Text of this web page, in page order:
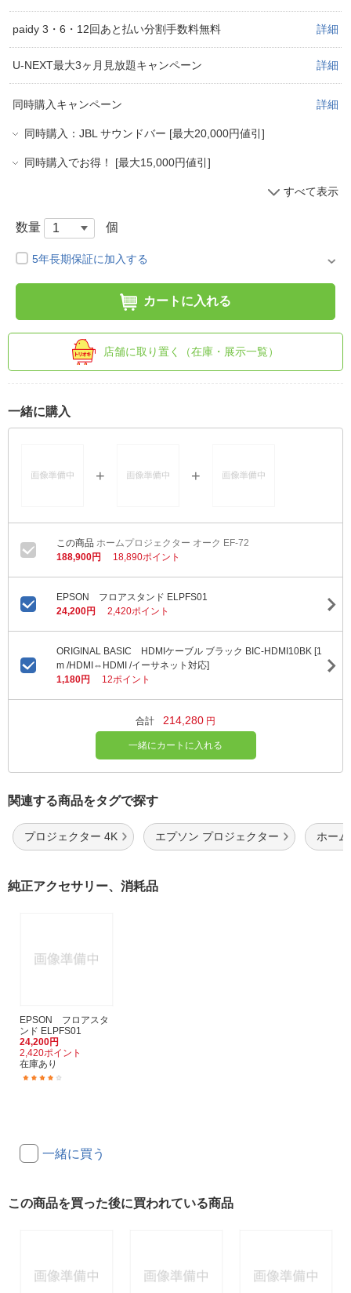
paidy 3・6・12回あと払い分割手数料無料 詳細
U-NEXT最大3ヶ月見放題キャンペーン 詳細
同時購入キャンペーン 詳細
同時購入：JBL サウンドバー [最大20,000円値引]
同時購入でお得！ [最大15,000円値引]
すべて表示
数量 個
5年長期保証に加入する
カートに入れる
店舗に取り置く（在庫・展示一覧）
一緒に購入
ホームプロジェクター オーク EF-72
188,900円
18,890ポイント
EPSON フロアスタンド ELPFS01
24,200円
2,420ポイント
ORIGINAL BASIC HDMIケーブル ブラック BIC-HDMI10BK [1
m /HDMI⇔HDMI /イーサネット対応]
1,180円
12ポイント
合計 214,280 円
一緒にカートに入れる
関連する商品をタグで探す
プロジェクター 4K エプソン プロジェクター ホー
純正アクセサリー、消耗品
EPSON フロアスタ
ンド ELPFS01
24,200円
2,420ポイント
在庫あり
一緒に買う
この商品を買った後に買われている商品